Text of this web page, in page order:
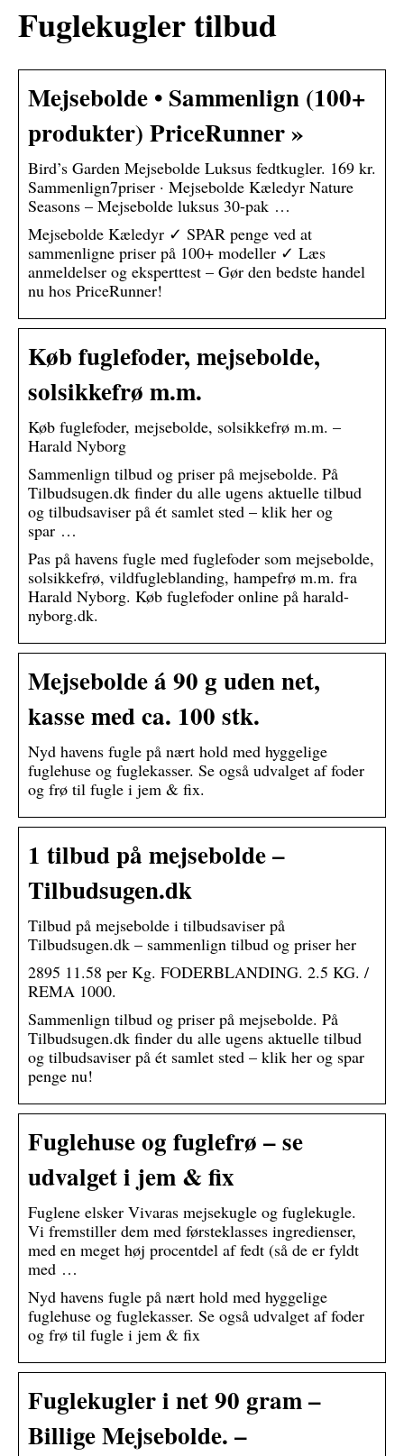
Fuglekugler tilbud
Mejsebolde • Sammenlign (100+
produkter) PriceRunner »
Bird’s Garden Mejsebolde Luksus fedtkugler. 169 kr.
Sammenlign7priser · Mejsebolde Kæledyr Nature
Seasons – Mejsebolde luksus 30-pak …
Mejsebolde Kæledyr ✓ SPAR penge ved at
sammenligne priser på 100+ modeller ✓ Læs
anmeldelser og eksperttest – Gør den bedste handel
nu hos PriceRunner!
Køb fuglefoder, mejsebolde,
solsikkefrø m.m.
Køb fuglefoder, mejsebolde, solsikkefrø m.m. –
Harald Nyborg
Sammenlign tilbud og priser på mejsebolde. På
Tilbudsugen.dk finder du alle ugens aktuelle tilbud
og tilbudsaviser på ét samlet sted – klik her og
spar …
Pas på havens fugle med fuglefoder som mejsebolde,
solsikkefrø, vildfugleblanding, hampefrø m.m. fra
Harald Nyborg. Køb fuglefoder online på harald-
nyborg.dk.
Mejsebolde á 90 g uden net,
kasse med ca. 100 stk.
Nyd havens fugle på nært hold med hyggelige
fuglehuse og fuglekasser. Se også udvalget af foder
og frø til fugle i jem & fix.
1 tilbud på mejsebolde –
Tilbudsugen.dk
Tilbud på mejsebolde i tilbudsaviser på
Tilbudsugen.dk – sammenlign tilbud og priser her
2895 11.58 per Kg. FODERBLANDING. 2.5 KG. /
REMA 1000.
Sammenlign tilbud og priser på mejsebolde. På
Tilbudsugen.dk finder du alle ugens aktuelle tilbud
og tilbudsaviser på ét samlet sted – klik her og spar
penge nu!
Fuglehuse og fuglefrø – se
udvalget i jem & fix
Fuglene elsker Vivaras mejsekugle og fuglekugle.
Vi fremstiller dem med førsteklasses ingredienser,
med en meget høj procentdel af fedt (så de er fyldt
med …
Nyd havens fugle på nært hold med hyggelige
fuglehuse og fuglekasser. Se også udvalget af foder
og frø til fugle i jem & fix
Fuglekugler i net 90 gram –
Billige Mejsebolde. –